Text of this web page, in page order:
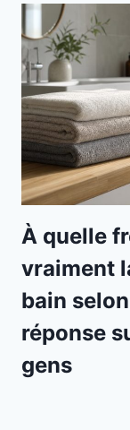
À quelle
vraiment
bain
réponse
gens